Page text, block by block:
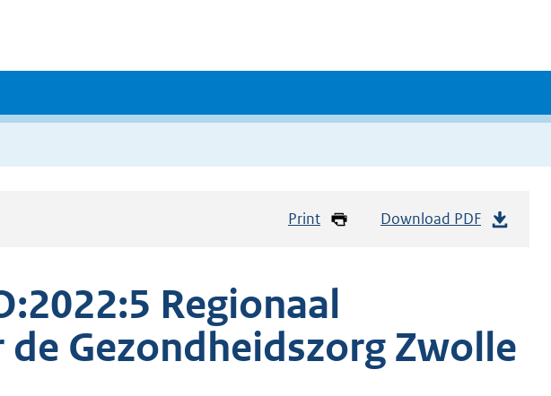
Print Download PDF
Regionaal
Gezondheidszorg Zwolle